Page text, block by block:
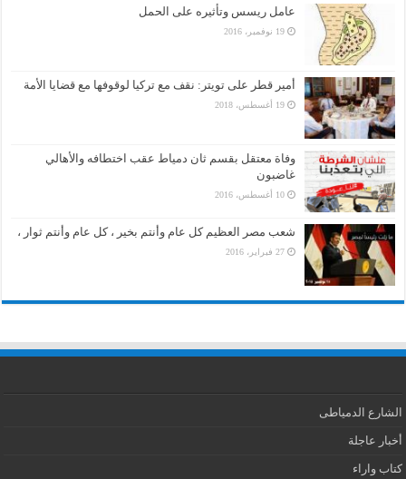
عامل ريسس وتأثيره على الحمل
19 نوفمبر، 2016
أمير قطر على تويتر: نقف مع تركيا لوقوفها مع قضايا الأمة
19 أغسطس، 2018
وفاة معتقل بقسم ثان دمياط عقب اختطافه والأهالي
غاضبون
10 أغسطس، 2016
شعب مصر العظيم كل عام وأنتم بخير ، كل عام وأنتم ثوار ،
27 فبراير، 2016
الشارع الدمياطى
أخبار عاجلة
كتاب واراء